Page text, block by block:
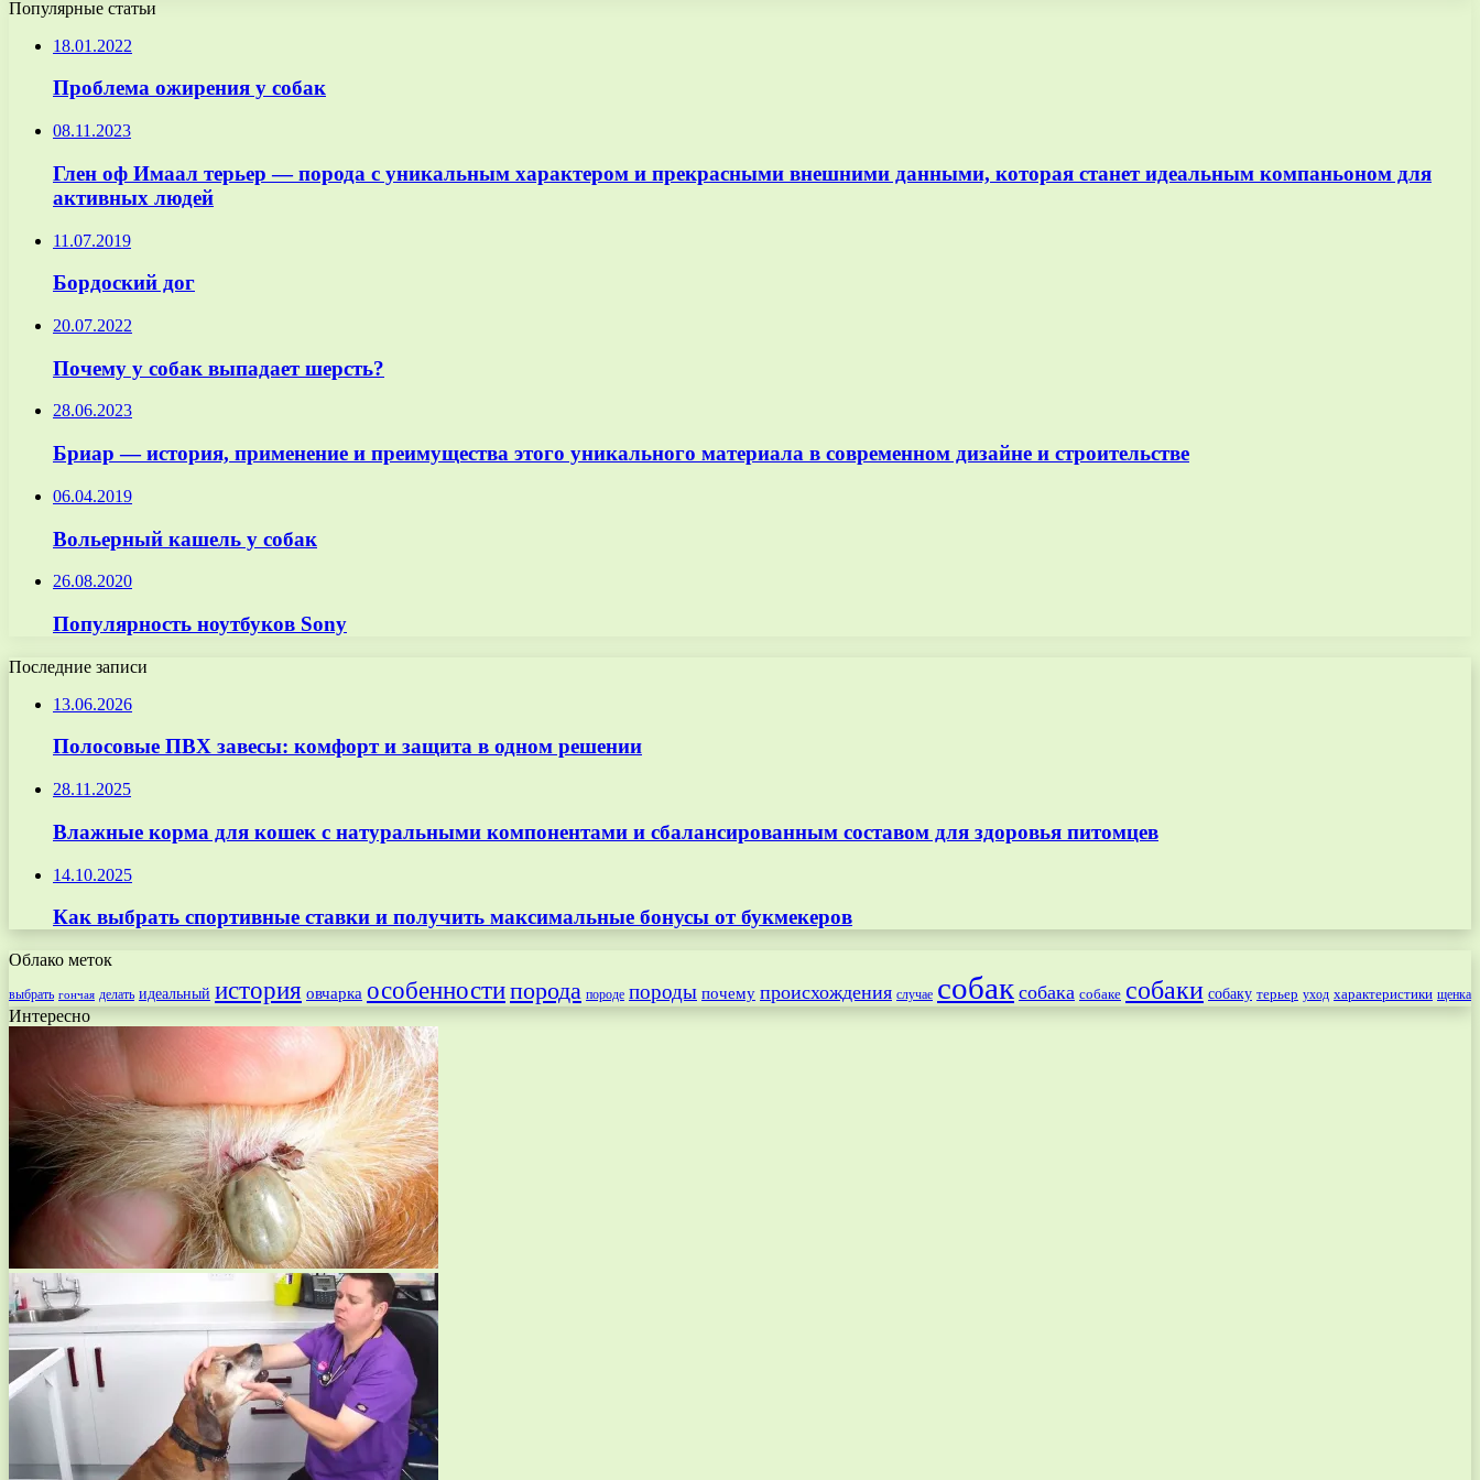
Популярные статьи
18.01.2022
Проблема ожирения у собак
08.11.2023
Глен оф Имаал терьер — порода с уникальным характером и прекрасными внешними данными, которая станет идеальным компаньоном для
активных людей
11.07.2019
Бордоский дог
20.07.2022
Почему у собак выпадает шерсть?
28.06.2023
Бриар — история, применение и преимущества этого уникального материала в современном дизайне и строительстве
06.04.2019
Вольерный кашель у собак
26.08.2020
Популярность ноутбуков Sony
Последние записи
13.06.2026
Полосовые ПВХ завесы: комфорт и защита в одном решении
28.11.2025
Влажные корма для кошек с натуральными компонентами и сбалансированным составом для здоровья питомцев
14.10.2025
Как выбрать спортивные ставки и получить максимальные бонусы от букмекеров
Облако меток
выбрать гончая делать идеальный история овчарка особенностипорода породе породы почему происхождения случае собак собака собаке собаки собаку терьер уход характеристики щенка
Интересно